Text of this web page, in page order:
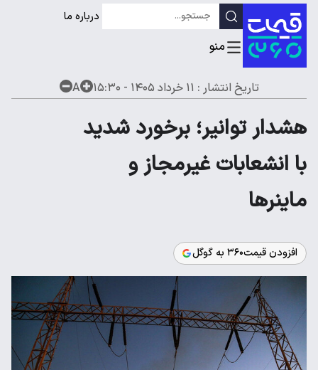
درباره ما
تاریخ انتشار : ۱۱ خرداد ۱۴۰۵ - ۱۵:۳۰ A
هشدار توانیر؛ برخورد شدید
با انشعابات غیرمجاز و
ماینرها
افزودن قیمت۳۶۰ به گوگل